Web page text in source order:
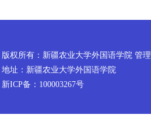
版权所有：新疆农业大学外国语学院 管理
地址：新疆农业大学外国语学院
新ICP备：100003267号